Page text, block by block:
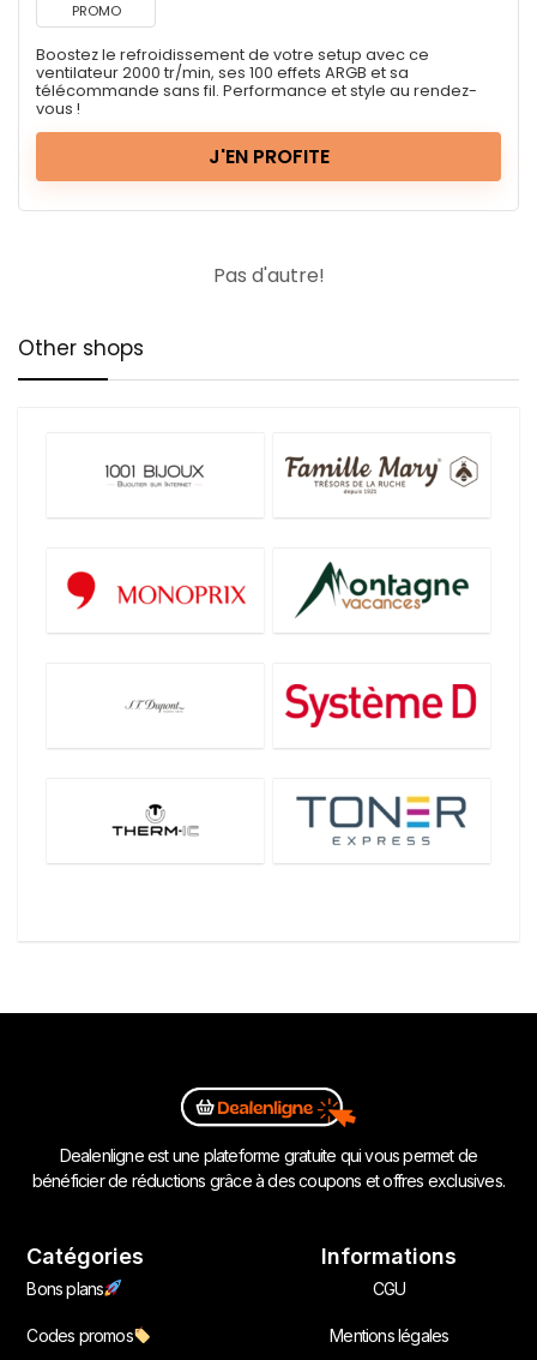
PROMO
Boostez le refroidissement de votre setup avec ce
ventilateur 2000 tr/min, ses 100 effets ARGB et sa
télécommande sans fil. Performance et style au rendez-
vous !
J'EN PROFITE
Pas d'autre!
Other shops
Dealenligne est une plateforme gratuite qui vous permet de
bénéficier de réductions grâce à des coupons et offres exclusives.
Catégories
Bons plans
Codes promos
Informations
CGU
Mentions légales